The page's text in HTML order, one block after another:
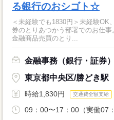
る銀行のおシゴト☆
＜未経験でも1830円＞未経験OK
券のとりあつかう部署でのお仕
金融商品売買のとり...
金融事務（銀行・証券）
東京都中央区/勝どき駅
時給1,830円 交通費全額支給
09：00〜17：00（実働07